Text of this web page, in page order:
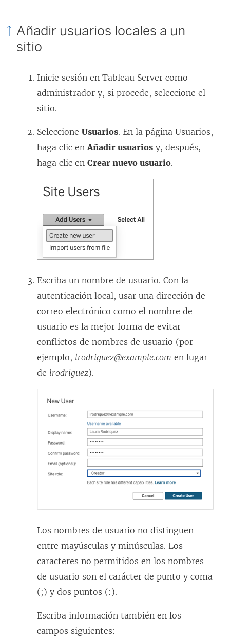
Añadir usuarios locales a un
sitio
Inicie sesión en Tableau Server como
administrador y, si procede, seleccione el
sitio.
Seleccione Usuarios. En la página Usuarios,
haga clic enAñadir usuarios y, después,
haga clic en Crear nuevo usuario.
Escriba un nombre de usuario. Con la
autenticación local, usar una dirección de
correo electrónico como el nombre de
usuario es la mejor forma de evitar
conflictos de nombres de usuario (por
ejemplo, lrodriguez@example.com en lugar
de lrodriguez).
Los nombres de usuario no distinguen
entre mayúsculas y minúsculas. Los
caracteres no permitidos en los nombres
de usuario son el carácter de punto y coma
(;) y dos puntos (:).
Escriba información también en los
campos siguientes: